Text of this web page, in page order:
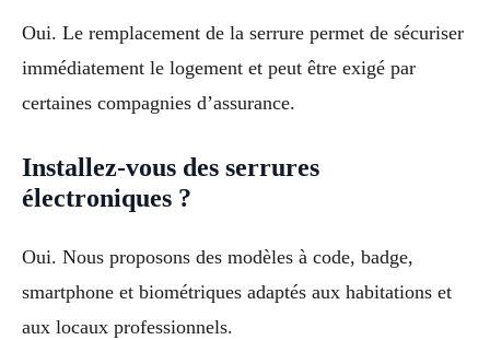
Oui. Le remplacement de la serrure permet de sécuriser
immédiatement le logement et peut être exigé par
certaines compagnies d’assurance.
Installez-vous des serrures
électroniques ?
Oui. Nous proposons des modèles à code, badge,
smartphone et biométriques adaptés aux habitations et
aux locaux professionnels.